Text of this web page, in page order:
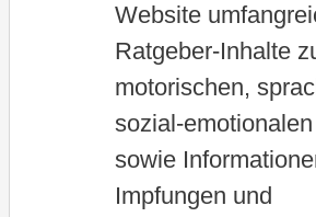
Website
Ratgeber-Inhalte
motorischen,
sozial-
sowie
Impfungen und